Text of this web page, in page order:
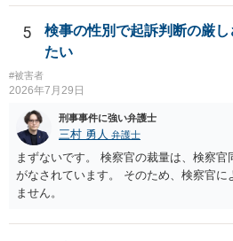
たり →やはり痴漢として疑われているの
ないのであれば、何も疑われる筋合いは
はないですね。
5
検事の性別で起訴判断の厳
たい
#被害者
2026年7月29日
刑事事件に強い弁護士
三村 勇人 弁護士
まずないです。 検察官の裁量は、検察
がなされています。 そのため、検察官に
ません。